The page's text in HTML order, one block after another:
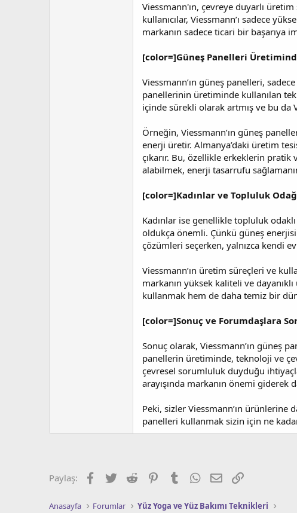
Viessmann'ın, çevreye duyarlı
kullanıcılar, Viessmann’ı sadece
markanın sadece ticari bir başarıya
[color=]Güneş Panelleri
Viessmann’ın güneş panelleri,
panellerinin üretiminde kullanılan
içinde sürekli olarak artmış ve bu da
Örneğin, Viessmann’ın güneş
enerji üretir. Almanya’daki üretim
çıkarır. Bu, özellikle erkeklerin
alabilmek, enerji tasarrufu
[color=]Kadınlar ve Topluluk
Kadınlar ise genellikle topluluk
oldukça önemli. Çünkü güneş
çözümleri seçerken, yalnızca kendi
Viessmann’ın üretim süreçleri ve
markanın yüksek kaliteli ve
kullanmak hem de daha temiz bir
[color=]Sonuç ve Forumdaşlara
Sonuç olarak, Viessmann’ın güneş
panellerin üretiminde, teknoloji ve
çevresel sorumluluk duyduğu
arayışında markanın önemi giderek
Peki, sizler Viessmann’ın
panelleri kullanmak sizin için ne
Paylaş: Facebook
TwitterReddit PinterestTumblrWhatsApp
E-postaLink
Anasayfa Forumlar Yüz Yoga ve Yüz Bakımı Teknikleri